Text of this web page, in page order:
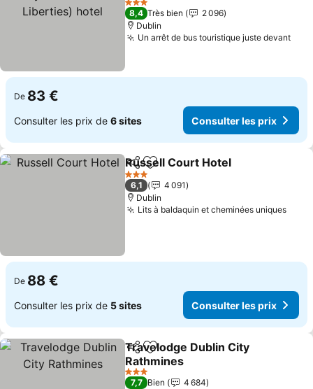
hotel
3 Étoiles
8,4 Très bien
2 096
Dublin
Un arrêt de bus touristique juste devant
De 83 €
Consulter les prix de 6 sites Consulter les prix
PartagerAjouter à mes favoris
Russell Court Hotel
3 Étoiles
6,1
4 091
Dublin
Lits à baldaquin et cheminées uniques
De 88 €
Consulter les prix de 5 sites Consulter les prix
PartagerAjouter à mes favoris
Travelodge Dublin City
Rathmines
3 Étoiles
7,7 Bien
4 684